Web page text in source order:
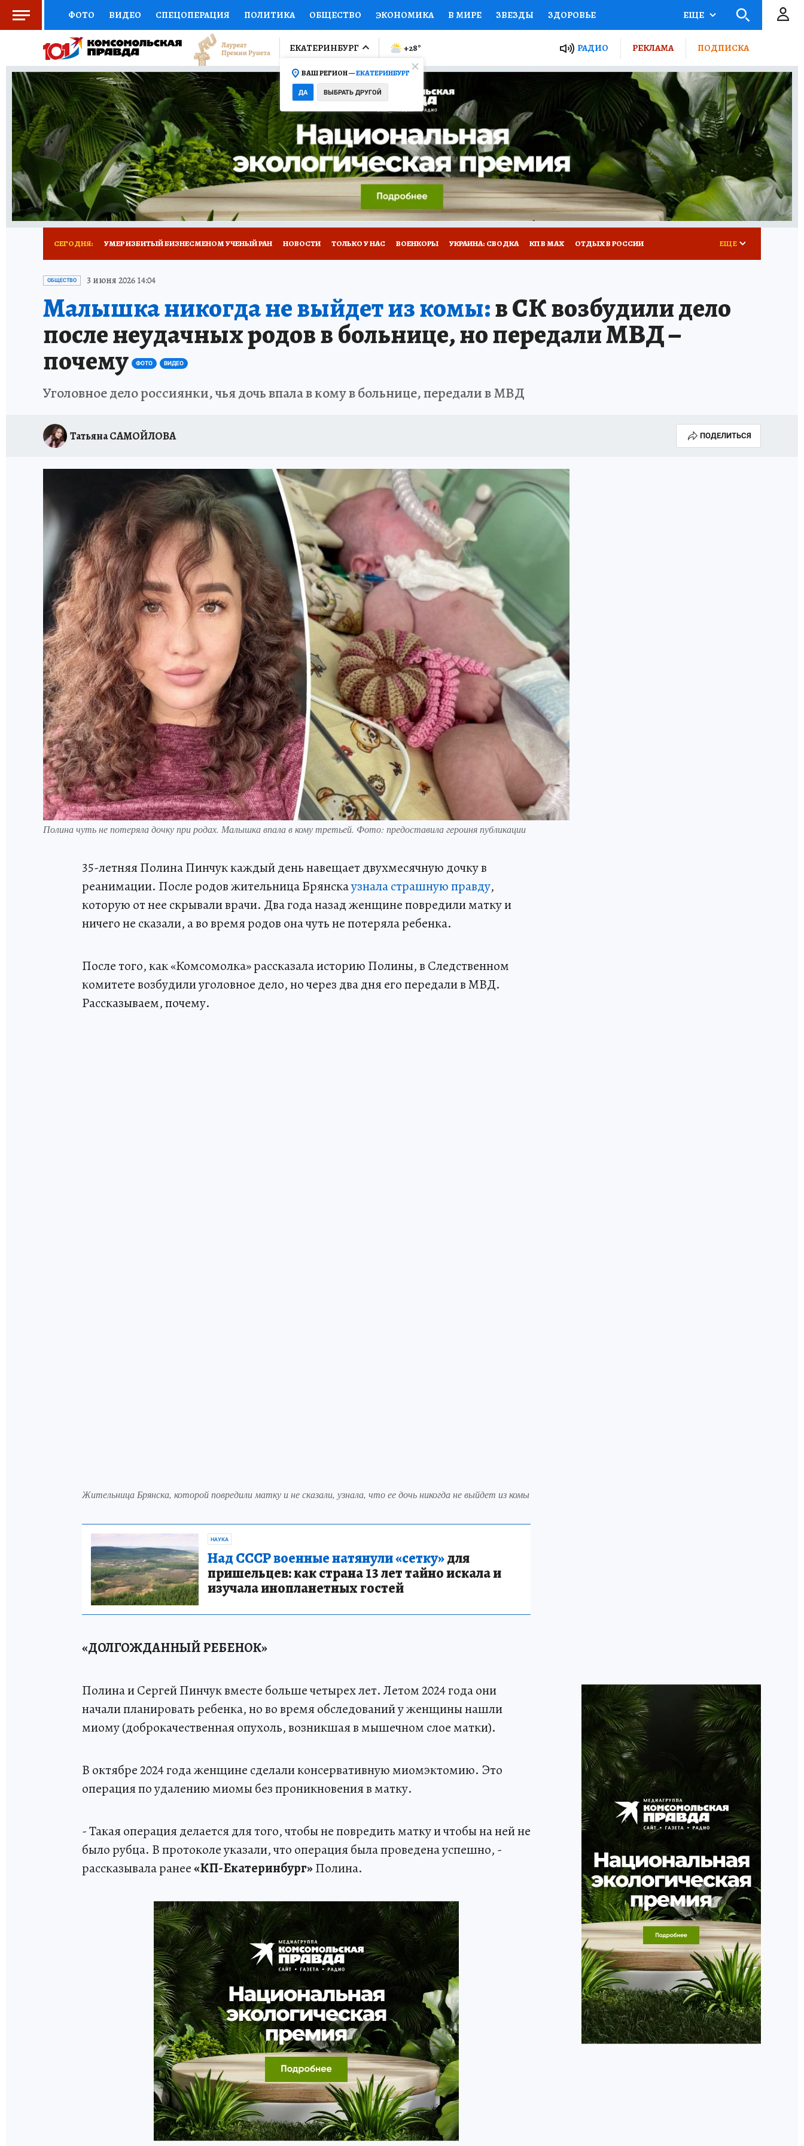
ФОТО ВИДЕО СПЕЦОПЕРАЦИЯ ПОЛИТИКА ОБЩЕСТВО ЭКОНОМИКА В МИРЕ ЗВЕЗДЫ ЗДОРОВЬЕ
СОЦПОДДЕРЖКА НАУКА СПОРТ КОЛУМНИСТЫ ПРОИСШЕСТВИЯ НАЦИОНАЛЬНЫЕ ПРОЕКТЫ РОССИИ
ВЫБОР ЭКСПЕРТОВ ДОКТОР ФИНАНСЫ ОТКРЫВАЕМ МИР Я ЗНАЮ СЕМЬЯ ЖЕНСКИЕ СЕКРЕТЫ ПУТЕВОДИТЕЛЬ
КНИЖНАЯ ПОЛКА ПРОГНОЗЫ НА СПОРТ ПРОМОКОДЫ СЕРИАЛЫ СПЕЦПРОЕКТЫ ДЕФИЦИТ ЖЕЛЕЗА ТУРИЗМ
ПРЕСС-ЦЕНТР НЕДВИЖИМОСТЬ ТЕЛЕВИЗОР КОЛЛЕКЦИИ КОНКУРСЫ РАБОТА У НАС ГИД ПОТРЕБИТЕЛЯ ВСЕ О КП
РАДИО КП ТЕСТЫ НОВОЕ НА САЙТЕ
ЕЩЕ
ЕКАТЕРИНБУРГ
ВАШ РЕГИОН —ЕКАТЕРИНБУРГ
ДА ВЫБРАТЬ ДРУГОЙ
+28° РАДИО РЕКЛАМА ПОДПИСКА
СЕГОДНЯ: УМЕР ИЗБИТЫЙ БИЗНЕСМЕНОМ УЧЕНЫЙ РАН НОВОСТИ ТОЛЬКО У НАС ВОЕНКОРЫ УКРАИНА: СВОДКА КП В МАХ ОТДЫХ В РОССИИ
ЗАПОВЕДНАЯ РОССИЯ
ЕЩЕ
ОБЩЕСТВО 3 июня 2026 14:04
Малышка никогда не выйдет из комы:в СК возбудили дело
после неудачных родов в больнице, но передали МВД –
почему ФОТО ВИДЕО
Уголовное дело россиянки, чья дочь впала в кому в больнице, передали в МВД
Татьяна САМОЙЛОВА ПОДЕЛИТЬСЯ
Полина чуть не потеряла дочку при родах. Малышка впала в кому третьей. Фото: предоставила героиня публикации
35-летняя Полина Пинчук каждый день навещает двухмесячную дочку в
реанимации. После родов жительница Брянскаузнала страшную правду,
которую от нее скрывали врачи. Два года назад женщине повредили матку и
ничего не сказали, а во время родов она чуть не потеряла ребенка.
После того, как «Комсомолка» рассказала историю Полины, в Следственном
комитете возбудили уголовное дело, но через два дня его передали в МВД.
Рассказываем, почему.
Жительница Брянска, которой повредили матку и не сказали, узнала, что ее дочь никогда не выйдет из комы
НАУКА
Над СССР военные натянули «сетку»для
пришельцев: как страна 13 лет тайно искала и
изучала инопланетных гостей
«ДОЛГОЖДАННЫЙ РЕБЕНОК»
Полина и Сергей Пинчук вместе больше четырех лет. Летом 2024 года они
начали планировать ребенка, но во время обследований у женщины нашли
миому (доброкачественная опухоль, возникшая в мышечном слое матки).
В октябре 2024 года женщине сделали консервативную миомэктомию. Это
операция по удалению миомы без проникновения в матку.
- Такая операция делается для того, чтобы не повредить матку и чтобы на ней не
было рубца. В протоколе указали, что операция была проведена успешно, -
рассказывала ранее«КП-Екатеринбург»Полина.